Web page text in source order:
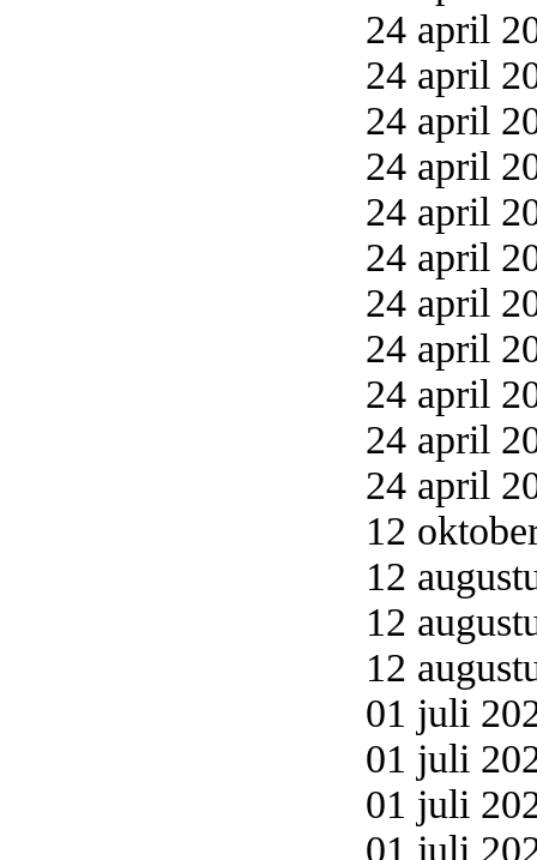
24 april
24 april
24 april
24 april
24 april
24 april
24 april
24 april
24 april
24 april
24 april
12
12
12
12
01 juli
01 juli
01 juli
01 juli